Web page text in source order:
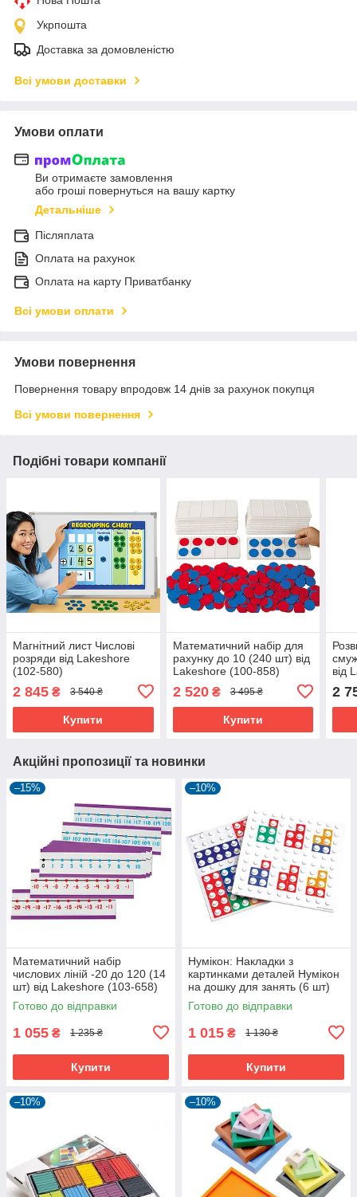
Укрпошта
Доставка за домовленістю
Всі умови доставки
Умови оплати
Ви отримаєте замовлення
або гроші повернуться на вашу картку
Детальніше
Післяплата
Оплата на рахунок
Оплата на карту Приватбанку
Всі умови оплати
Умови повернення
Повернення товару впродовж 14 днів за рахунок покупця
Всі умови повернення
Подібні товари компанії
Магнітний лист Числові
розряди від Lakeshore
(102-580)
2 845 ₴ 3 540 ₴
Купити
Математичний набір для
рахунку до 10 (240 шт) від
Lakeshore (100-858)
2 520₴ 3 495 ₴
Купити
від
2
Акційні пропозиції та новинки
–15%
Математичний набір
числових ліній -20 до 120 (14
шт) від Lakeshore (103-658)
Готово до відправки
1 055 ₴ 1 235 ₴
Купити
–10%
Нумікон: Накладки з
картинками деталей Нумікон
на дошку для занять (6 шт)
(102-244)
Готово до відправки
1 015 ₴ 1 130 ₴
Купити
–10% –10%